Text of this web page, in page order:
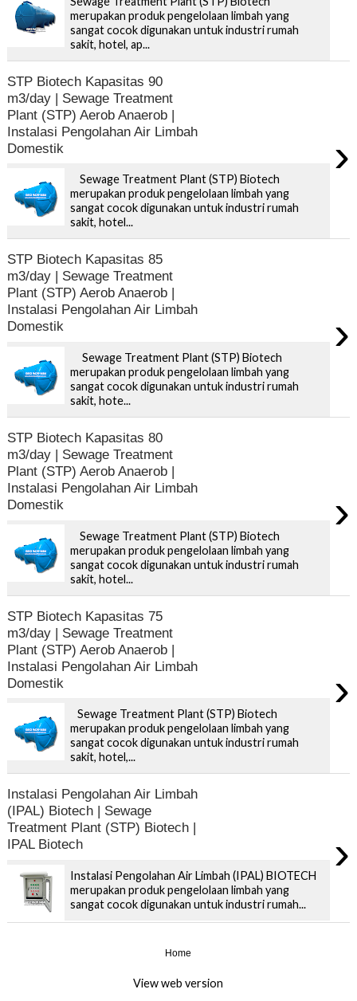
merupakan produk pengelolaan limbah yang
sangat cocok digunakan untuk industri rumah
sakit, hotel, ap...
STP Biotech Kapasitas 90
m3/day | Sewage Treatment
Plant (STP) Aerob Anaerob |
Instalasi Pengolahan Air Limbah
Domestik
›
Sewage Treatment Plant (STP) Biotech
merupakan produk pengelolaan limbah yang
sangat cocok digunakan untuk industri rumah
sakit, hotel...
STP Biotech Kapasitas 85
m3/day | Sewage Treatment
Plant (STP) Aerob Anaerob |
Instalasi Pengolahan Air Limbah
Domestik
›
Sewage Treatment Plant (STP) Biotech
merupakan produk pengelolaan limbah yang
sangat cocok digunakan untuk industri rumah
sakit, hote...
STP Biotech Kapasitas 80
m3/day | Sewage Treatment
Plant (STP) Aerob Anaerob |
Instalasi Pengolahan Air Limbah
Domestik
›
Sewage Treatment Plant (STP) Biotech
merupakan produk pengelolaan limbah yang
sangat cocok digunakan untuk industri rumah
sakit, hotel...
STP Biotech Kapasitas 75
m3/day | Sewage Treatment
Plant (STP) Aerob Anaerob |
Instalasi Pengolahan Air Limbah
Domestik
›
Sewage Treatment Plant (STP) Biotech
merupakan produk pengelolaan limbah yang
sangat cocok digunakan untuk industri rumah
sakit, hotel,...
Instalasi Pengolahan Air Limbah
(IPAL) Biotech | Sewage
Treatment Plant (STP) Biotech |
IPAL Biotech
›
Instalasi Pengolahan Air Limbah (IPAL) BIOTECH
merupakan produk pengelolaan limbah yang
sangat cocok digunakan untuk industri rumah...
Home
View web version